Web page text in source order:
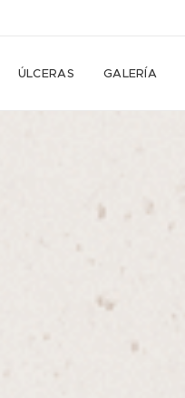
ÚLCERAS GALERÍA